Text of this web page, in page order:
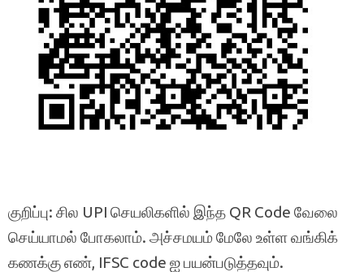
குறிப்பு: சில UPI செயலிகளில் இந்த QR Code வேலை
செய்யாமல் போகலாம். அச்சமயம் மேலே உள்ள வங்கிக்
கணக்கு எண், IFSC code ஐ பயன்படுத்தவும்.